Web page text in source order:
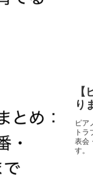
り
ピア
ト
表会
す。